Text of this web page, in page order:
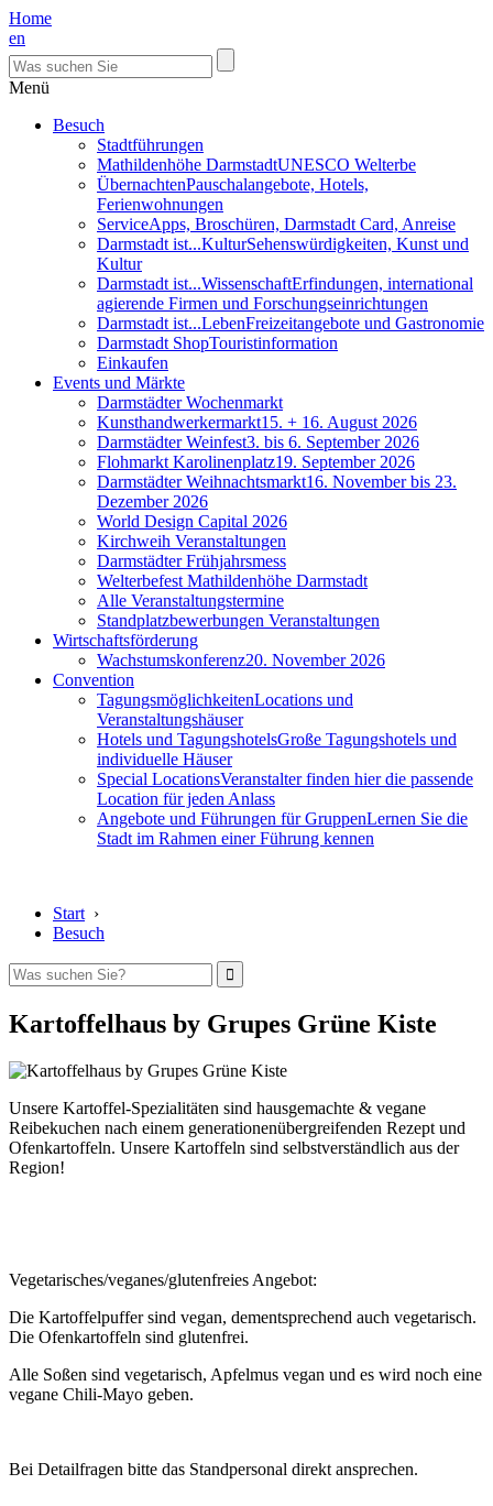
Home
en
Menü
Besuch
Stadtführungen
Mathildenhöhe DarmstadtUNESCO Welterbe
ÜbernachtenPauschalangebote, Hotels,
Ferienwohnungen
ServiceApps, Broschüren, Darmstadt Card, Anreise
Darmstadt ist...KulturSehenswürdigkeiten, Kunst und
Kultur
Darmstadt ist...WissenschaftErfindungen, international
agierende Firmen und Forschungseinrichtungen
Darmstadt ist...LebenFreizeitangebote und Gastronomie
Darmstadt ShopTouristinformation
Einkaufen
Events und Märkte
Darmstädter Wochenmarkt
Kunsthandwerkermarkt15. + 16. August 2026
Darmstädter Weinfest3. bis 6. September 2026
Flohmarkt Karolinenplatz19. September 2026
Darmstädter Weihnachtsmarkt16. November bis 23.
Dezember 2026
World Design Capital 2026
Kirchweih Veranstaltungen
Darmstädter Frühjahrsmess
Welterbefest Mathildenhöhe Darmstadt
Alle Veranstaltungstermine
Standplatzbewerbungen Veranstaltungen
Wirtschaftsförderung
Wachstumskonferenz20. November 2026
Convention
TagungsmöglichkeitenLocations und
Veranstaltungshäuser
Hotels und TagungshotelsGroße Tagungshotels und
individuelle Häuser
Special LocationsVeranstalter finden hier die passende
Location für jeden Anlass
Angebote und Führungen für GruppenLernen Sie die
Stadt im Rahmen einer Führung kennen
Start ›
Besuch
Kartoffelhaus by Grupes Grüne Kiste
Unsere Kartoffel-Spezialitäten sind hausgemachte & vegane
Reibekuchen nach einem generationenübergreifenden Rezept und
Ofenkartoffeln. Unsere Kartoffeln sind selbstverständlich aus der
Region!
Vegetarisches/veganes/glutenfreies Angebot:
Die Kartoffelpuffer sind vegan, dementsprechend auch vegetarisch.
Die Ofenkartoffeln sind glutenfrei.
Alle Soßen sind vegetarisch, Apfelmus vegan und es wird noch eine
vegane Chili-Mayo geben.
Bei Detailfragen bitte das Standpersonal direkt ansprechen.